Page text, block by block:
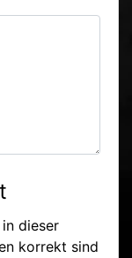
dieser
korrekt sind